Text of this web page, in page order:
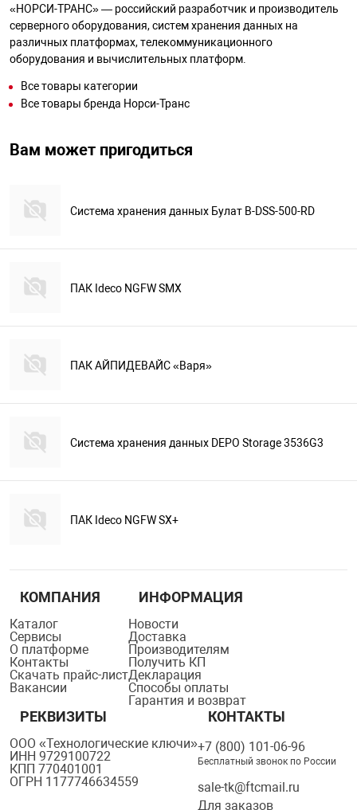
«НОРСИ-ТРАНС» — российский разработчик и производитель
серверного оборудования, систем хранения данных на
различных платформах, телекоммуникационного
оборудования и вычислительных платформ.
Все товары категории
Все товары бренда Норси-Транс
Вам может пригодиться
Система хранения данных Булат B-DSS-500-RD
ПАК Ideco NGFW SMX
ПАК АЙПИДЕВАЙС «Варя»
Система хранения данных DEPO Storage 3536G3
ПАК Ideco NGFW SX+
КОМПАНИЯ
Каталог
Сервисы
О платформе
Контакты
Скачать прайс-лист
Вакансии
ИНФОРМАЦИЯ
Новости
Доставка
Производителям
Получить КП
Декларация
Способы оплаты
Гарантия и возврат
РЕКВИЗИТЫ
ООО «Технологические ключи»
ИНН 9729100722
КПП 770401001
ОГРН 1177746634559
КОНТАКТЫ
+7 (800) 101-06-96
Бесплатный звонок по России
sale-tk@ftcmail.ru
Для заказов